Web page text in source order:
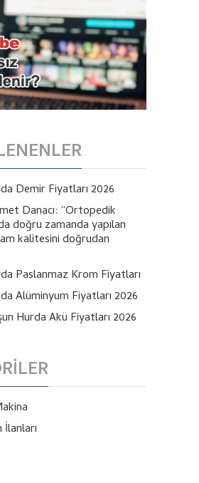
Demir Fiyatları 2026
Danacı: “Ortopedik
doğru zamanda yapılan
kalitesini doğrudan
Paslanmaz Krom Fiyatları
Alüminyum Fiyatları 2026
Hurda Akü Fiyatları 2026
İlanları